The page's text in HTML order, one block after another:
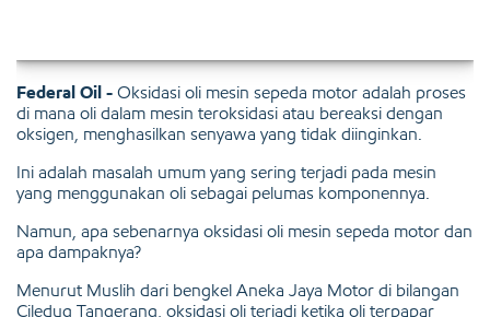
Federal Oil - Oksidasi oli mesin sepeda motor adalah proses
di mana oli dalam mesin teroksidasi atau bereaksi dengan
oksigen, menghasilkan senyawa yang tidak diinginkan.
Ini adalah masalah umum yang sering terjadi pada mesin
yang menggunakan oli sebagai pelumas komponennya.
Namun, apa sebenarnya oksidasi oli mesin sepeda motor dan
apa dampaknya?
Menurut Muslih dari bengkel Aneka Jaya Motor di bilangan
Ciledug Tangerang, oksidasi oli terjadi ketika oli terpapar